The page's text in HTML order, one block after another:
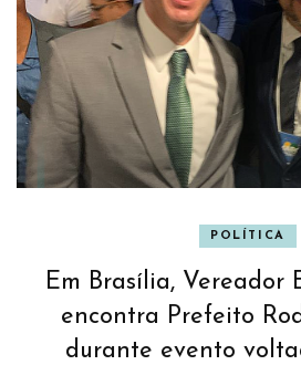
POLÍTICA
Em Brasília, Vereador
encontra Prefeito
durante evento